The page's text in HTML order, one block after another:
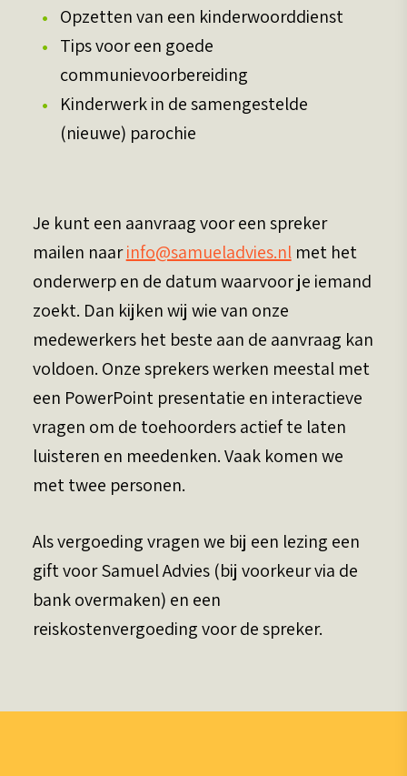
Opzetten van een kinderwoorddienst
Tips voor een goede
communievoorbereiding
Kinderwerk in de samengestelde
(nieuwe) parochie
Je kunt een aanvraag voor een spreker
mailen naarinfo@samueladvies.nlmet het
onderwerp en de datum waarvoor je iemand
zoekt. Dan kijken wij wie van onze
medewerkers het beste aan de aanvraag kan
voldoen. Onze sprekers werken meestal met
een PowerPoint presentatie en interactieve
vragen om de toehoorders actief te laten
luisteren en meedenken. Vaak komen we
met twee personen.
Als vergoeding vragen we bij een lezing een
gift voor Samuel Advies (bij voorkeur via de
bank overmaken) en een
reiskostenvergoeding voor de spreker.